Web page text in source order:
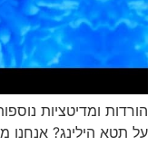
הורדות ומדיטציות
על תטא הילינג? אנחנו